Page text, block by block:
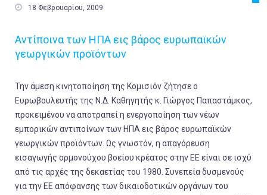
 18 Φεβρουαρίου, 2009
Αντίποινα των ΗΠΑ εις βάρος ευρωπαϊκών
γεωργικών προϊόντων
Την άμεση κινητοποίηση της Κομισιόν ζήτησε ο
Ευρωβουλευτής της Ν.Δ. Καθηγητής κ. Γιώργος Παπαστάμκος,
προκειμένου να αποτραπεί η ενεργοποίηση των νέων
εμπορικών αντιποίνων των ΗΠΑ εις βάρος ευρωπαϊκών
γεωργικών προϊόντων . Ως γνωστόν, η απαγόρευση
εισαγωγής ορμονούχου βοείου κρέατος στην ΕΕ είναι σε ισχύ
από τις αρχές της δεκαετίας του 1980. Συνεπεία δυσμενούς
για την ΕΕ απόφανσης των δικαιοδοτικών οργάνων του
Αθλητικά